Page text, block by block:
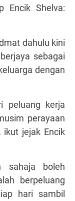
Encik Shelva:
dahulu kini
sebagai
dengan
peluang kerja
perayaan
ikut jejak Encik
sahaja boleh
berpeluang
hari sambil